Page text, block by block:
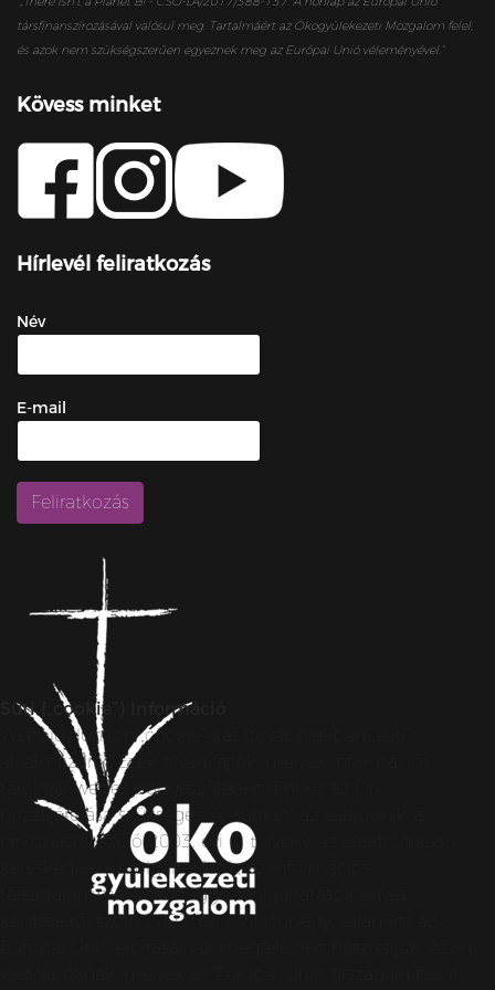
társfinanszírozásával valósul meg. Tartalmáért az Ökogyülekezeti Mozgalom felel,
és azok nem szükségszerűen egyeznek meg az Európai Unió véleményével.”
Kövess minket
Hírlevél feliratkozás
Név
E-mail
Süti („cookie”) Információ
Weboldalunkon „cookie”-kat (továbbiakban „süti”)
alkalmazunk. Ezek olyan fájlok, melyek információt
tárolnak webes böngészőjében. Ehhez az Ön
hozzájárulása szükséges. A „sütiket” az elektronikus
hírközlésről szóló 2003. évi C. törvény, az elektronikus
kereskedelmi szolgáltatások, az információs
társadalommal összefüggő szolgáltatások egyes
kérdéseiről szóló 2001. évi CVIII. törvény, valamint az